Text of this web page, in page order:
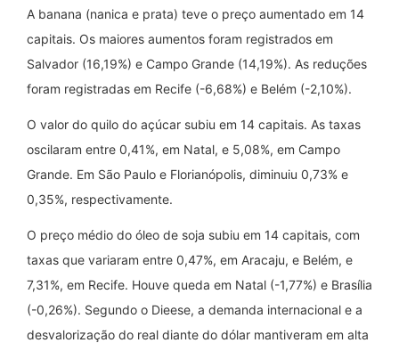
A banana (nanica e prata) teve o preço aumentado em 14
capitais. Os maiores aumentos foram registrados em
Salvador (16,19%) e Campo Grande (14,19%). As reduções
foram registradas em Recife (-6,68%) e Belém (-2,10%).
O valor do quilo do açúcar subiu em 14 capitais. As taxas
oscilaram entre 0,41%, em Natal, e 5,08%, em Campo
Grande. Em São Paulo e Florianópolis, diminuiu 0,73% e
0,35%, respectivamente.
O preço médio do óleo de soja subiu em 14 capitais, com
taxas que variaram entre 0,47%, em Aracaju, e Belém, e
7,31%, em Recife. Houve queda em Natal (-1,77%) e Brasília
(-0,26%). Segundo o Dieese, a demanda internacional e a
desvalorização do real diante do dólar mantiveram em alta